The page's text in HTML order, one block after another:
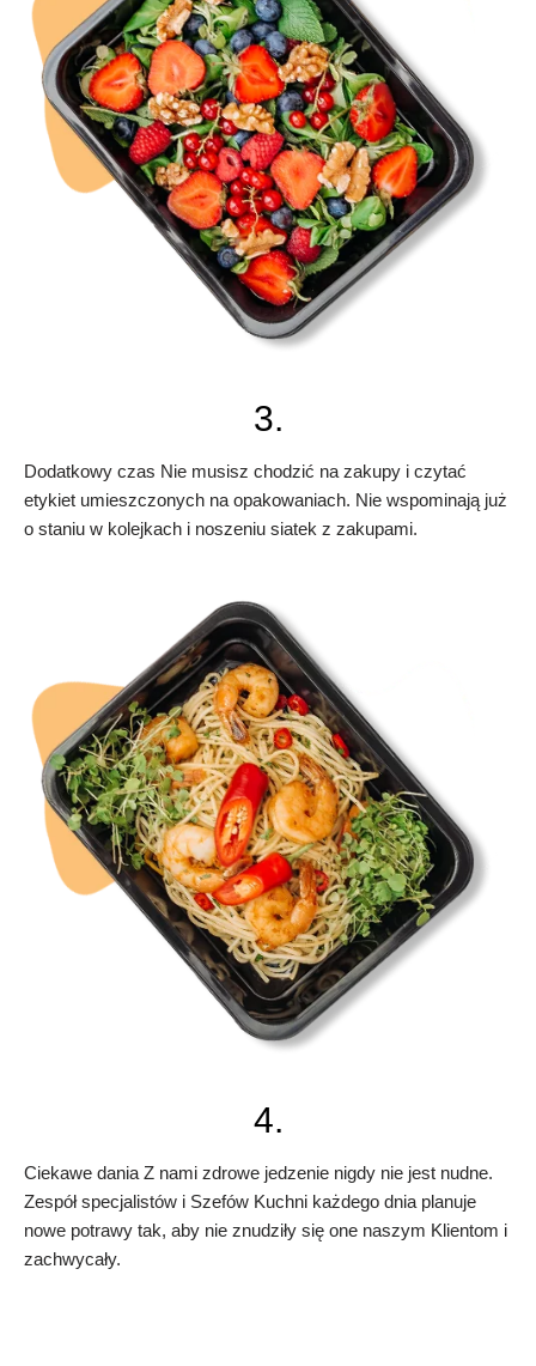
3.
Dodatkowy czas Nie musisz chodzić na zakupy i czytać
etykiet umieszczonych na opakowaniach. Nie wspominają już
o staniu w kolejkach i noszeniu siatek z zakupami.
4.
Ciekawe dania Z nami zdrowe jedzenie nigdy nie jest nudne.
Zespół specjalistów i Szefów Kuchni każdego dnia planuje
nowe potrawy tak, aby nie znudziły się one naszym Klientom i
zachwycały.